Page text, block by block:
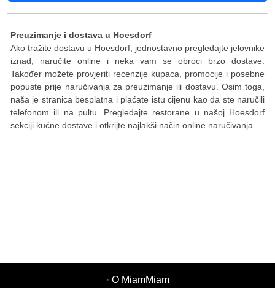
Preuzimanje i dostava u Hoesdorf
Ako tražite dostavu u Hoesdorf, jednostavno pregledajte jelovnike
iznad, naručite online i neka vam se obroci brzo dostave.
Također možete provjeriti recenzije kupaca, promocije i posebne
popuste prije naručivanja za preuzimanje ili dostavu. Osim toga,
naša je stranica besplatna i plaćate istu cijenu kao da ste naručili
telefonom ili na pultu. Pregledajte restorane u našoj Hoesdorf
sekciji kućne dostave i otkrijte najlakši način online naručivanja.
· O MiamMiam